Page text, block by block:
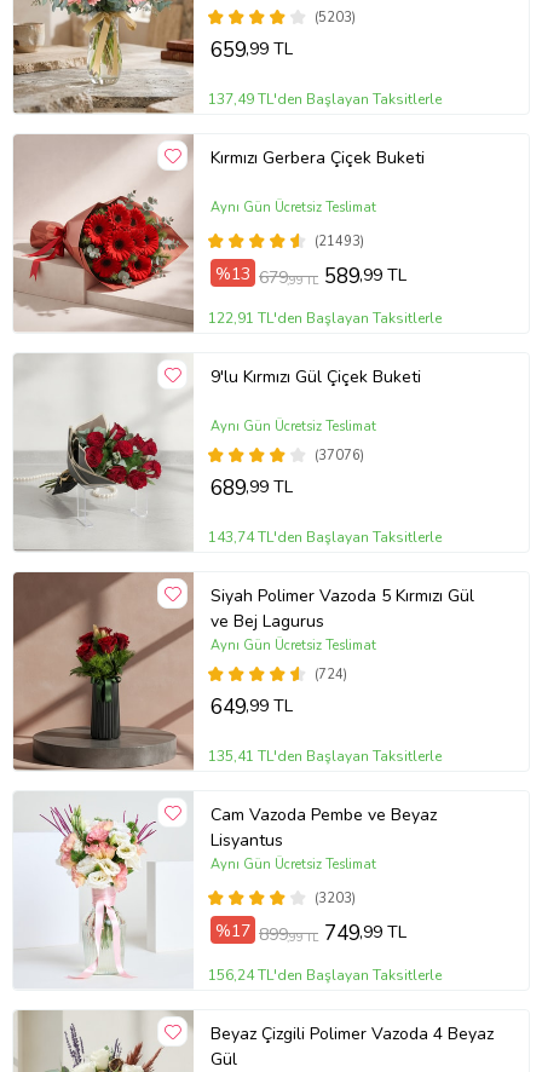
(5203)
659,99 TL
137,49 TL'den Başlayan Taksitlerle
Kırmızı Gerbera Çiçek Buketi
(21493)
Aynı Gün Ücretsiz Teslimat
%13 679,99 TL 589,99 TL
122,91 TL'den Başlayan Taksitlerle
9'lu Kırmızı Gül Çiçek Buketi
(37076)
Aynı Gün Ücretsiz Teslimat
689,99 TL
143,74 TL'den Başlayan Taksitlerle
Siyah Polimer Vazoda 5 Kırmızı Gül
ve Bej Lagurus
(724)
Aynı Gün Ücretsiz Teslimat
649,99 TL
135,41 TL'den Başlayan Taksitlerle
Cam Vazoda Pembe ve Beyaz
Lisyantus
(3203)
Aynı Gün Ücretsiz Teslimat
%17 899,99 TL 749,99 TL
156,24 TL'den Başlayan Taksitlerle
Beyaz Çizgili Polimer Vazoda 4 Beyaz
Gül